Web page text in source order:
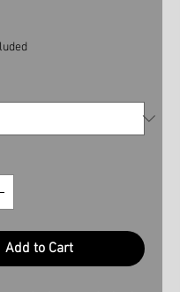
Add to Cart